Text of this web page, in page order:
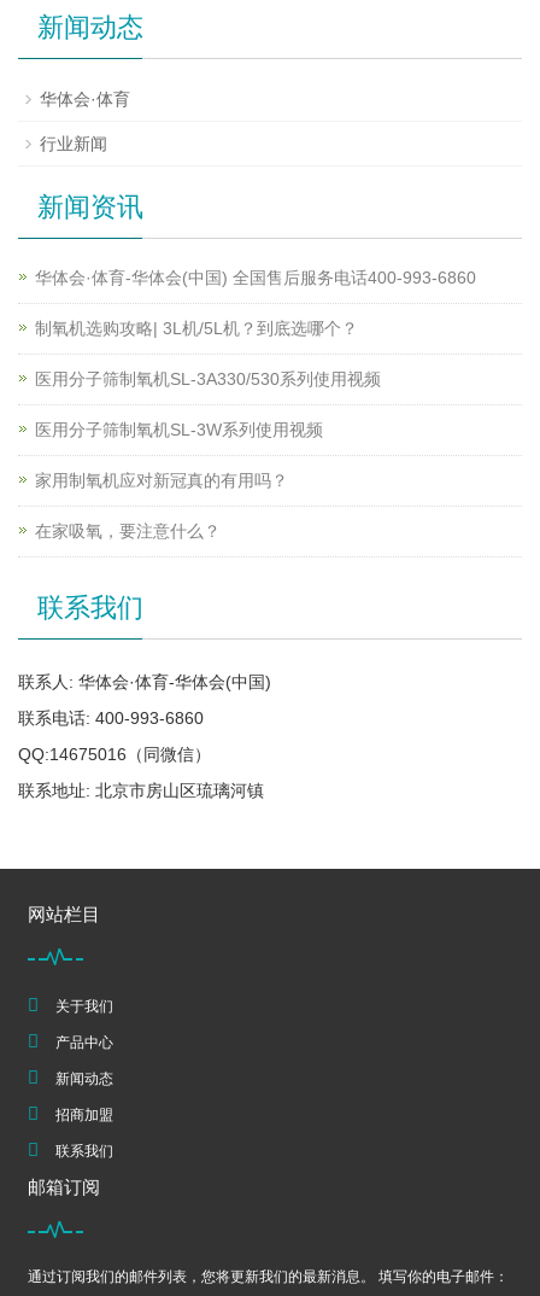
新闻动态
华体会·体育
行业新闻
新闻资讯
华体会·体育-华体会(中国) 全国售后服务电话400-993-6860
制氧机选购攻略| 3L机/5L机？到底选哪个？
医用分子筛制氧机SL-3A330/530系列使用视频
医用分子筛制氧机SL-3W系列使用视频
家用制氧机应对新冠真的有用吗？
在家吸氧，要注意什么？
联系我们
联系人: 华体会·体育-华体会(中国)
联系电话: 400-993-6860
QQ:14675016（同微信）
联系地址: 北京市房山区琉璃河镇
网站栏目
关于我们
产品中心
新闻动态
招商加盟
联系我们
邮箱订阅
通过订阅我们的邮件列表，您将更新我们的最新消息。 填写你的电子邮件：